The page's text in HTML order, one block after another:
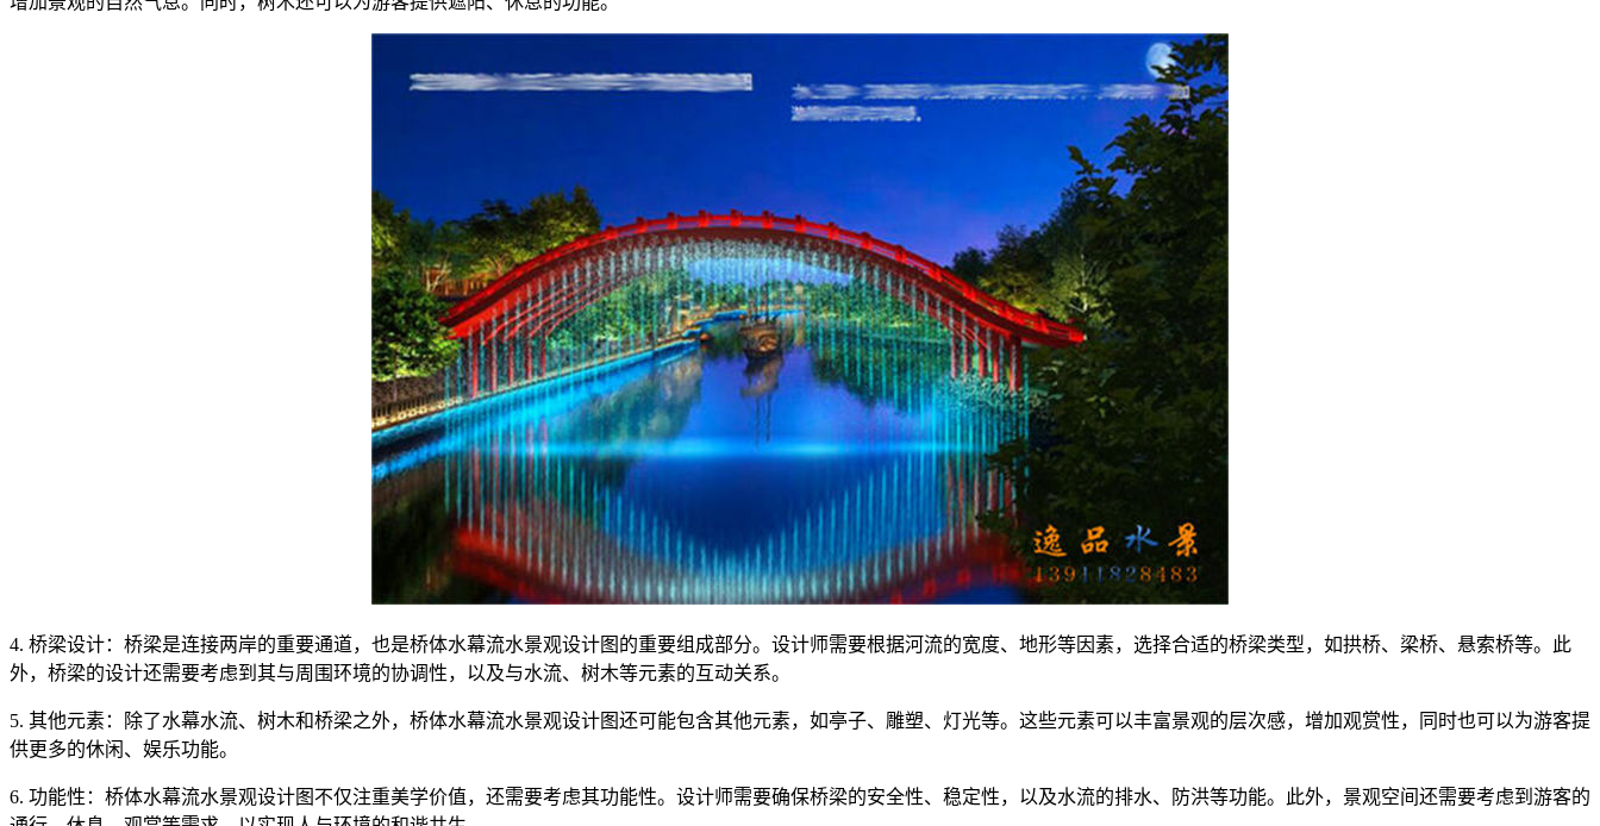
4. 桥梁设计：桥梁是连接两岸的重要通道，也是桥体水幕流水景观设计图的重要组成部分。设计师需要根据河流的宽度、地形等因素，选择合适的桥梁类型，如拱桥、梁桥、悬索桥等。此
外，桥梁的设计还需要考虑到其与周围环境的协调性，以及与水流、树木等元素的互动关系。
5. 其他元素：除了水幕水流、树木和桥梁之外，桥体水幕流水景观设计图还可能包含其他元素，如亭子、雕塑、灯光等。这些元素可以丰富景观的层次感，增加观赏性，同时也可以为游客提
供更多的休闲、娱乐功能。
6. 功能性：桥体水幕流水景观设计图不仅注重美学价值，还需要考虑其功能性。设计师需要确保桥梁的安全性、稳定性，以及水流的排水、防洪等功能。此外，景观空间还需要考虑到游客的